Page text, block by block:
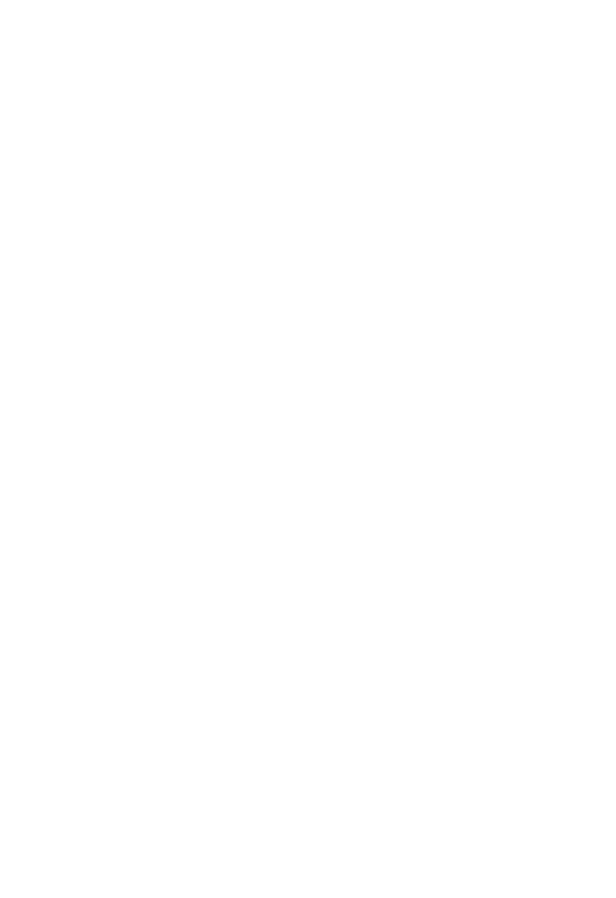
Arts de la table
de bar
Coussins
Bain
Acheter pour les fêtes